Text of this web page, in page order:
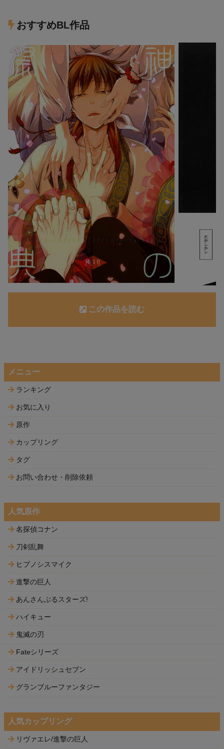
おすすめBL作品
この作品を読む
メニュー
ランキング
お気に入り
原作
カップリング
タグ
お問い合わせ・削除依頼
人気原作
名探偵コナン
刀剣乱舞
ヒプノシスマイク
進撃の巨人
あんさんぶるスターズ!
ハイキュー
鬼滅の刃
Fateシリーズ
アイドリッシュセブン
グランブルーファンタジー
人気カップリング
リヴァエレ/進撃の巨人